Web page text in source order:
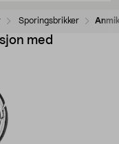
Sporingsbrikker
med